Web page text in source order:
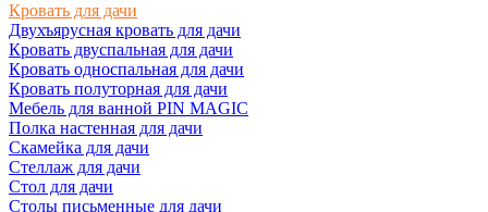
Кровать для дачи
Двухъярусная кровать для дачи
Кровать двуспальная для дачи
Кровать односпальная для дачи
Кровать полуторная для дачи
Мебель для ванной PIN MAGIC
Полка настенная для дачи
Скамейка для дачи
Стеллаж для дачи
Стол для дачи
Столы письменные для дачи